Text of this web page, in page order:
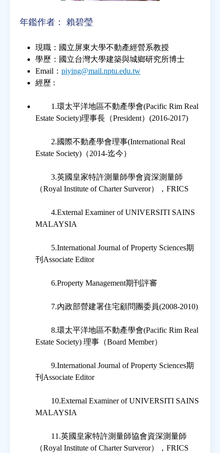
年鑑作者： 賴碧瑩
現職：國立屏東大學不動產經營系教授
學歷：國立台灣大學建築與城鄉研究所博士
Email： piying@mail.nptu.edu.tw
經歷 :
1.環太平洋地區不動產學會(Pacific Rim Real
Estate Society)理事長（President）(2016-2017)
2.國際不動產學會理事(International Real
Estate Society)（2014-迄今）
3.英國皇家特許測量師學會資深測量師
（Royal Institute of Charter Surveror），FRICS
4.External Examiner of UNIVERSITI SAINS
MALAYSIA
5.International Journal of Property Sciences期
刊Associate Editor
6.Property Management期刊評審
7.內政部營建署住宅顧問團委員(2008-2010)
8.環太平洋地區不動產學會(Pacific Rim Real
Estate Society) 理事（Board Member）
9.International Journal of Property Sciences期
刊Associate Editor
10.External Examiner of UNIVERSITI SAINS
MALAYSIA
11.英國皇家特許測量師協會資深測量師
（Royal Institute of Charter Surveror），FRICS